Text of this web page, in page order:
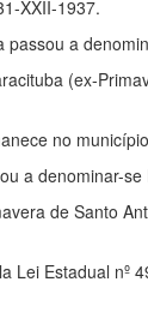
XXII-1937.
a
(ex-
no
a denominar-
de Santo
Lei Estadual nº